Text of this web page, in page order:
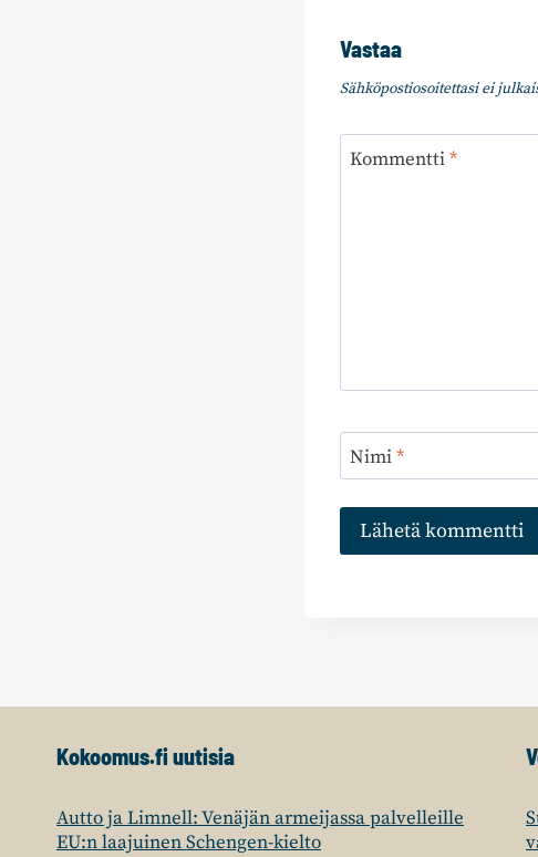
Vastaa
Sähköpostiosoitettasi ei
Kommentti*
Nimi*
Kokoomus.fi uutisia
Autto ja Limnell: Venäjän armeijassa palvelleille
EU:n laajuinen Schengen-kielto